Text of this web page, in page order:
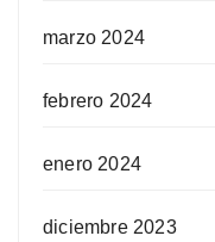
marzo 2024
febrero 2024
enero 2024
diciembre 2023